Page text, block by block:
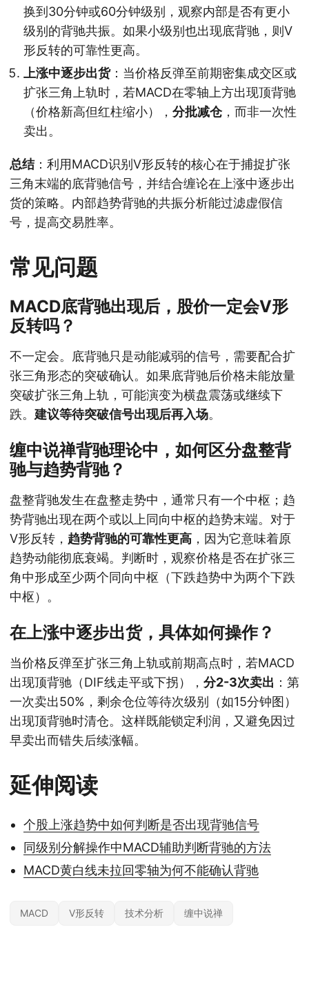
换到30分钟或60分钟级别，观察内部是否有更小
级别的背驰共振。如果小级别也出现底背驰，则V
形反转的可靠性更高。
上涨中逐步出货：当价格反弹至前期密集成交区或
扩张三角上轨时，若MACD在零轴上方出现顶背驰
（价格新高但红柱缩小）， 分批减仓，而非一次性
卖出。
总结：利用MACD识别V形反转的核心在于捕捉扩张
三角末端的底背驰信号，并结合缠论在上涨中逐步出
货的策略。内部趋势背驰的共振分析能过滤虚假信
号，提高交易胜率。
常见问题
MACD底背驰出现后，股价一定会V形
反转吗？
不一定会。底背驰只是动能减弱的信号，需要配合扩
张三角形态的突破确认。如果底背驰后价格未能放量
突破扩张三角上轨，可能演变为横盘震荡或继续下
跌。 建议等待突破信号出现后再入场。
缠中说禅背驰理论中，如何区分盘整背
驰与趋势背驰？
盘整背驰发生在盘整走势中，通常只有一个中枢；趋
势背驰出现在两个或以上同向中枢的趋势末端。对于
V形反转， 趋势背驰的可靠性更高 ，因为它意味着原
趋势动能彻底衰竭。判断时，观察价格是否在扩张三
角中形成至少两个同向中枢（下跌趋势中为两个下跌
中枢）。
在上涨中逐步出货，具体如何操作？
当价格反弹至扩张三角上轨或前期高点时，若MACD
出现顶背驰（DIF线走平或下拐）， 分2-3次卖出 ：第
一次卖出50%，剩余仓位等待次级别（如15分钟图）
出现顶背驰时清仓。这样既能锁定利润，又避免因过
早卖出而错失后续涨幅。
延伸阅读
个股上涨趋势中如何判断是否出现背驰信号
同级别分解操作中MACD辅助判断背驰的方法
MACD黄白线未拉回零轴为何不能确认背驰
MACD V形反转 技术分析 缠中说禅